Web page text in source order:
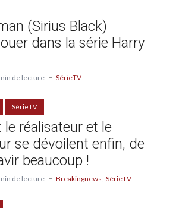
(Sirius Black)
dans la série Harry
de lecture SérieTV
SérieTV
le réalisateur et le
se dévoilent enfin, de
beaucoup !
de lecture Breakingnews SérieTV